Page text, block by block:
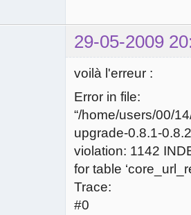
29-05-2009
voilà l'erreur :
Error in file:
“/home/users/00/
upgrade-0.8.1-
violation: 1142
for table
Trace:
#0